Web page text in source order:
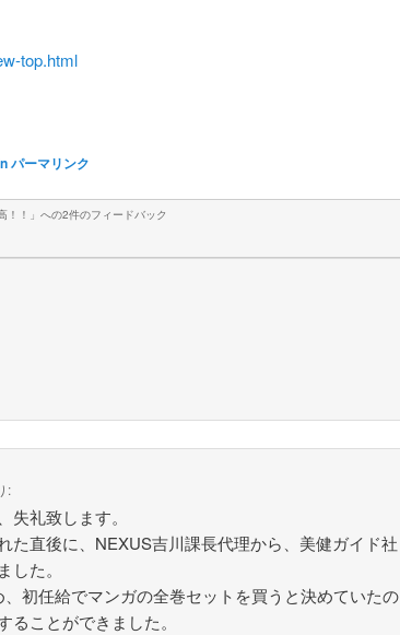
top.html
パーマリンク
！！ 」への2件のフィードバック
:
失礼致します。
た直後に、NEXUS吉川課長代理から、美健ガイド社
た。
初任給でマンガの全巻セットを買うと決めていたの
ることができました。